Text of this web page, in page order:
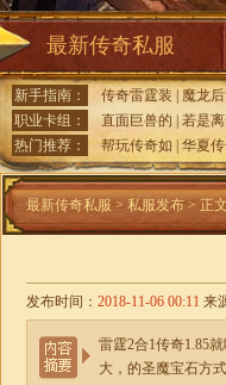
最新传奇私服
新手指南： 传奇雷霆装 魔龙
职业卡组：
直面巨兽的 若是
热门推荐：
帮玩传奇如 华夏
最新传奇私服 > 私服发布 > 正文
发布时间： 2018-11-06 00:11 来
雷霆2合1传奇1.85
大，的圣魔宝石方